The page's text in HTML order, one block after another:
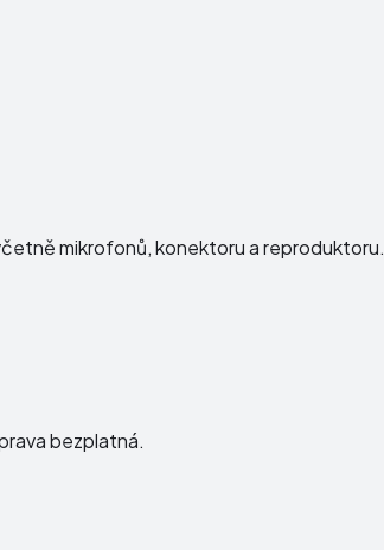
mikrofonů, konektoru a reproduktoru.
bezplatná.